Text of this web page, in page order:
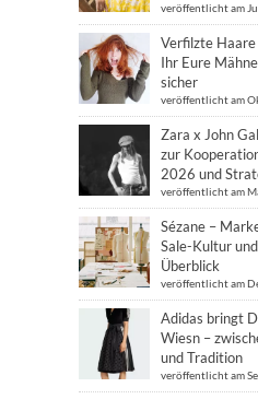
veröffentlicht am
Verfilzte
Ihr Eure
sicher
veröffentlicht am
Zara x John
zur
2026 und
veröffentlicht am
Sézane –
Sale-Kultur
Überblick
veröffentlicht am
Adidas bringt
Wiesn –
und Tradition
veröffentlicht am